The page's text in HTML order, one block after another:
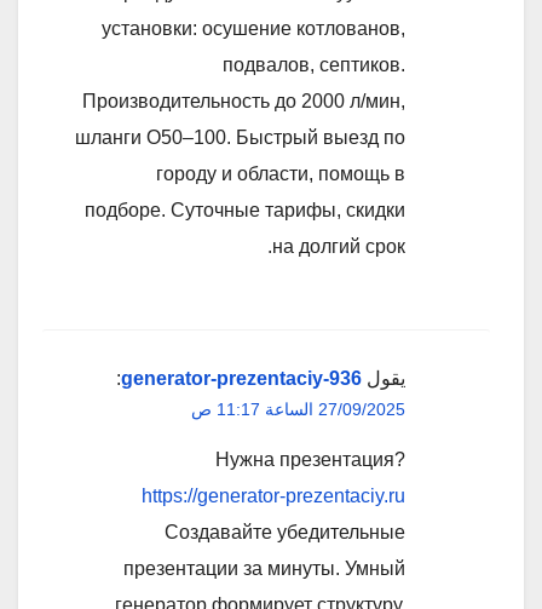
установки: осушение котлованов,
подвалов, септиков.
Производительность до 2000 л/мин,
шланги O50–100. Быстрый выезд по
городу и области, помощь в
подборе. Суточные тарифы, скидки
на долгий срок.
يقول generator-prezentaciy-936
:
27/09/2025 الساعة 11:17 ص
Нужна презентация?
https://generator-prezentaciy.ru
Создавайте убедительные
презентации за минуты. Умный